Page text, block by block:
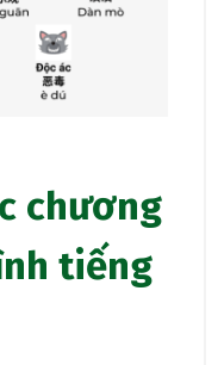
chương
tiếng